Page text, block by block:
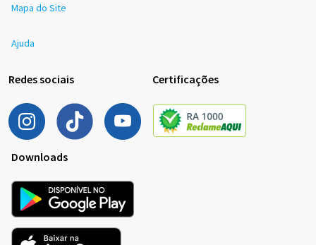
Mapa do Site
Ajuda
Redes sociais Certificações
Downloads